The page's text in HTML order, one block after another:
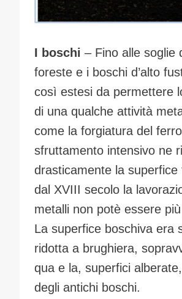
I boschi – Fino alle soglie
foreste e i boschi d’alto
così estesi da permettere
di una qualche attività
come la forgiatura del
sfruttamento intensivo ne
drasticamente la superfice
dal XVIII secolo la
metalli non potè essere
La superfice boschiva era
ridotta a brughiera,
qua e la, superfici
degli antichi boschi.